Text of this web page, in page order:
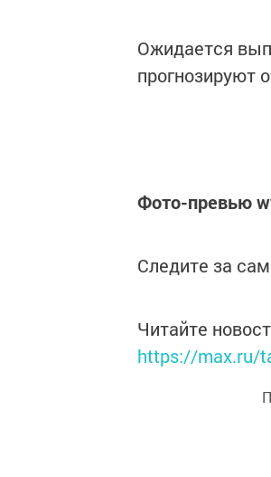
Ожидается
прогнозируют
Фото-превью
Следите за
Читайте
https://max.ru/